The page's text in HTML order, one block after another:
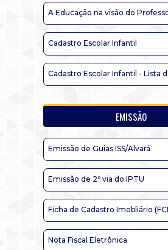
A Educação na visão do
Cadastro Escolar Infantil
Cadastro Escolar Infantil - Lista
EMISSÃO
Emissão de Guias ISS/Alvará
Emissão de 2ª via do IPTU
Ficha de Cadastro Imobliário
Nota Fiscal Eletrônica